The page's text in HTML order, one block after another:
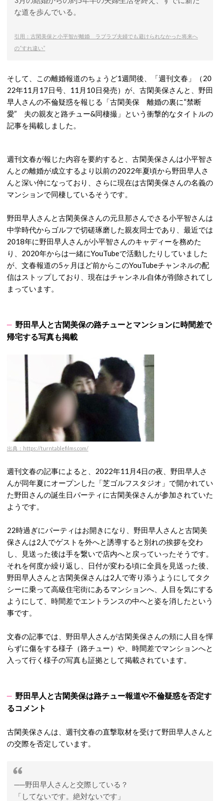
な道を歩んでいる。
引用：古閑美保と小平智が離婚 ラブラブ夫婦でも避けられなかった将来へ
の“すれ違い”
そして、この離婚報道のちょうど1週間後、「週刊文春」（20
22年11月17日号、11月10日発売）が、古閑美保さんと、野田
早人さんの不倫疑惑を報じる「古閑美保 離婚の裏に“禁断
愛” 夫の親友と路チュー&同棲撮」という衝撃的なタイトルの
記事を掲載しました。
週刊文春が報じた内容を要約すると、古閑美保さんは小平智さ
んとの離婚が成立するより以前の2022年夏頃から野田早人さ
んと深い仲になっており、さらに現在は古閑美保さんの名義の
マンションで同棲しているそうです。
野田早人さんと古閑美保さんの元旦那さんでさる小平智さんは
中学時代からゴルフで切磋琢磨した親友同士であり、最近では
2018年に野田早人さんが小平智さんのキャディーを務めた
り、2020年からは一緒にYouTubeで活動したりしていました
が、文春報道の5ヶ月ほど前からこのYouTubeチャンネルの配
信はストップしており、現在はチャンネル自体が削除されてし
まっています。
野田早人と古閑美保の路チューとマンションに時間差で
帰宅する写真も掲載
出典：https://turntablefilms.com/
週刊文春の記事によると、2022年11月4日の夜、野田早人さ
んが同年夏にオープンした「芝ゴルフスタジオ」で開かれてい
た野田さんの誕生日パーティに古閑美保さんが参加されていた
ようです。
22時過ぎにパーティはお開きになり、野田早人さんと古閑美
保さんは2人でゲストを外へと誘導すると別れの挨拶を交わ
し、見送った後は手を繋いで店内へと戻っていったそうです。
それを何度か繰り返し、日付が変わる頃に全員を見送った後、
野田早人さんと古閑美保さんは2人で寄り添うようにしてタク
シーに乗って高級住宅街にあるマンションへ、人目を気にする
ようにして、時間差でエントランスの中へと姿を消したという
事です。
文春の記事では、野田早人さんが古閑美保さんの頬に人目を憚
らずに傷をする様子（路チュー）や、時間差でマンションへと
入って行く様子の写真も証拠として掲載されています。
野田早人と古閑美保は路チュー報道や不倫疑惑を否定す
るコメント
古閑美保さんは、週刊文春の直撃取材を受けて野田早人さんと
の交際を否定しています。
──野田早人さんと交際している？
「してないです。絶対ないです」